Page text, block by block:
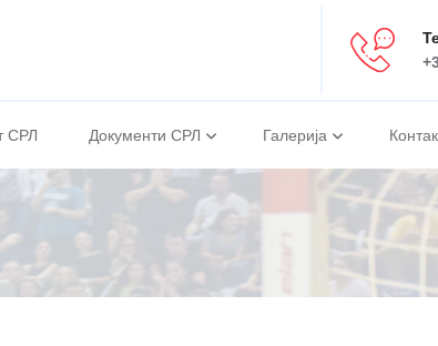
СРЛ Документи СРЛ Галерија